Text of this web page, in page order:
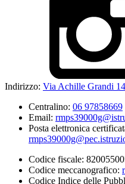
Indirizzo: Via Achille Grandi
Centralino: 06 97858669
Email:
Posta elettronica
Codice fiscale:
Codice meccanografico:
Codice Indice delle